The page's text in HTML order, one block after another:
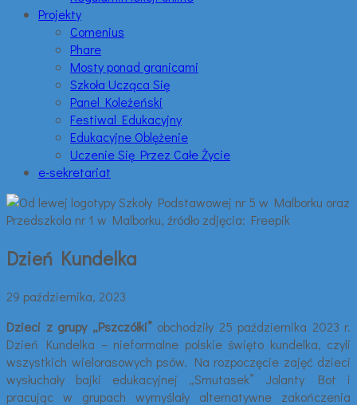
Projekty
Comenius
Phare
Mosty ponad granicami
Szkoła Ucząca Się
Panel Koleżeński
Festiwal Edukacyjny
Edukacyjne Oblężenie
Uczenie Się Przez Całe Życie
e-sekretariat
Dzień Kundelka
29 października, 2023
Dzieci z grupy „Pszczółki”obchodziły 25 października 2023 r.
Dzień Kundelka – nieformalne polskie święto kundelka, czyli
wszystkich wielorasowych psów. Na rozpoczęcie zajęć dzieci
wysłuchały bajki edukacyjnej „Smutasek” Jolanty Bot i
pracując w grupach wymyślały alternatywne zakończenia